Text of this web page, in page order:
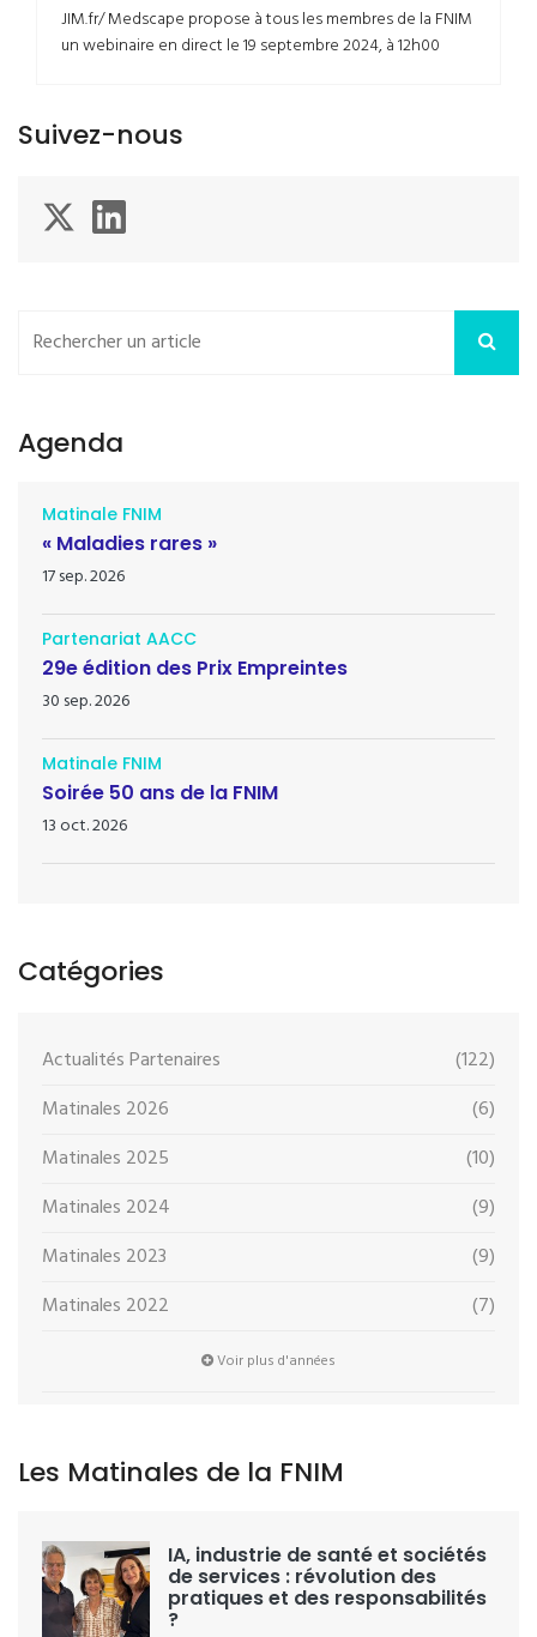
JIM.fr/ Medscape propose à tous les membres de la FNIM
un webinaire en direct le 19 septembre 2024, à 12h00
Suivez-nous
Agenda
Matinale FNIM
« Maladies rares »
17 sep. 2026
Partenariat AACC
29e édition des Prix Empreintes
30 sep. 2026
Matinale FNIM
Soirée 50 ans de la FNIM
13 oct. 2026
Catégories
Actualités Partenaires
(122)
Matinales 2026
(6)
Matinales 2025
(10)
Matinales 2024
(9)
Matinales 2023
(9)
Matinales 2022
(7)
Voir plus d'années
Les Matinales de la FNIM
IA, industrie de santé et sociétés
de services : révolution des
pratiques et des responsabilités
?